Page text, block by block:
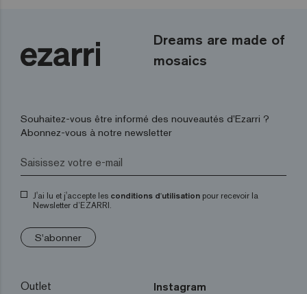
Dreams are made of
mosaics
Souhaitez-vous être informé des nouveautés d’Ezarri ?
Abonnez-vous à notre newsletter
J'ai lu et j'accepte les conditions d'utilisation pour recevoir la
Newsletter d’EZARRI.
S'abonner
Outlet Instagram